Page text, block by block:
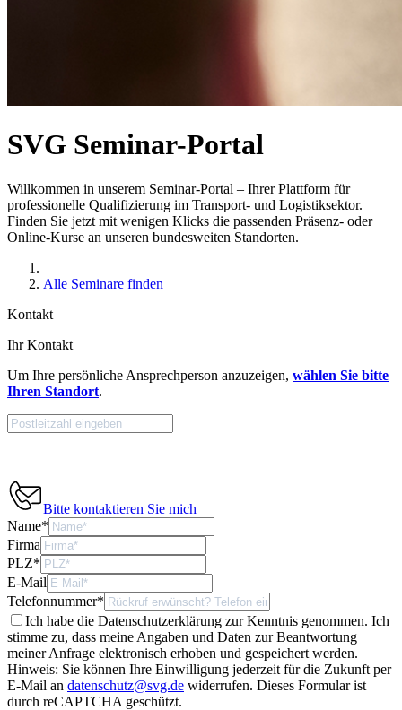
SVG Seminar-Portal
Willkommen in unserem Seminar-Portal – Ihrer Plattform für
professionelle Qualifizierung im Transport- und Logistiksektor.
Finden Sie jetzt mit wenigen Klicks die passenden Präsenz- oder
Online-Kurse an unseren bundesweiten Standorten.
Alle Seminare finden
Kontakt
Ihr Kontakt
Um Ihre persönliche Ansprechperson anzuzeigen, wählen Sie bitte
Ihren Standort.
Bitte kontaktieren Sie mich
Name*
Firma
PLZ*
E-Mail
Telefonnummer*
Ich habe die Datenschutzerklärung zur Kenntnis genommen. Ich
stimme zu, dass meine Angaben und Daten zur Beantwortung
meiner Anfrage elektronisch erhoben und gespeichert werden.
Hinweis: Sie können Ihre Einwilligung jederzeit für die Zukunft per
E-Mail an datenschutz@svg.de widerrufen. Dieses Formular ist
durch reCAPTCHA geschützt.